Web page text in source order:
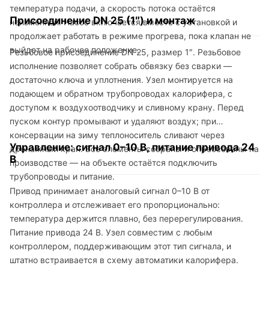
температура подачи, а скорость потока остаётся
неизменной. Насос включается вместе с установкой и
продолжает работать в режиме прогрева, пока клапан не
выйдет на рабочее положение.
Присоединение DN 25 (1″) и монтаж
Резьбовое присоединение DN 25, размер 1″. Резьбовое
исполнение позволяет собрать обвязку без сварки —
достаточно ключа и уплотнения. Узел монтируется на
подающем и обратном трубопроводах калорифера, с
доступом к воздухоотводчику и сливному крану. Перед
пуском контур промывают и удаляют воздух; при
консервации на зиму теплоноситель сливают через
дренажный кран. Все элементы собраны и опрессованы на
производстве — на объекте остаётся подключить
трубопроводы и питание.
Управление: сигнал 0–10 В, питание привода 24
В
Привод принимает аналоговый сигнал 0–10 В от
контроллера и отслеживает его пропорционально:
температура держится плавно, без перерегулирования.
Питание привода 24 В. Узел совместим с любым
контроллером, поддерживающим этот тип сигнала, и
штатно встраивается в схему автоматики калорифера.